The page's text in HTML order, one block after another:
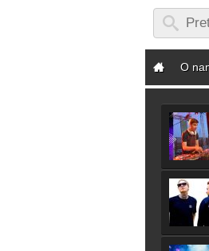
O